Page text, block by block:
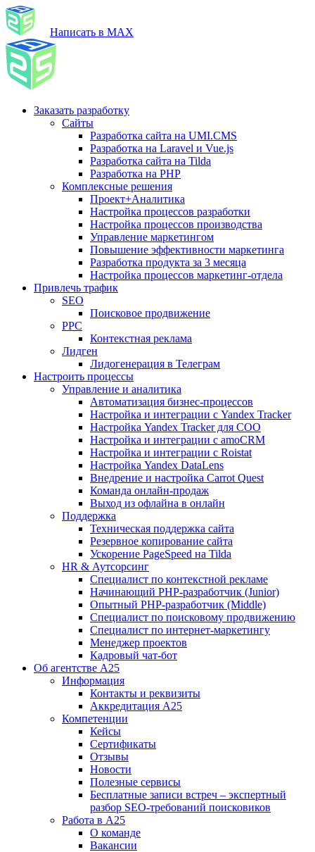
Написать в MAX
Заказать разработку
Сайты
Разработка сайта на UMI.CMS
Разработка на Laravel и Vue.js
Разработка сайта на Tilda
Разработка на PHP
Комплексные решения
Проект+Аналитика
Настройка процессов разработки
Настройка процессов производства
Управление маркетингом
Повышение эффективности маркетинга
Разработка продукта за 3 месяца
Настройка процессов маркетинг-отдела
Привлечь трафик
SEO
Поисковое продвижение
PPC
Контекстная реклама
Лидген
Лидогенерация в Телеграм
Настроить процессы
Управление и аналитика
Автоматизация бизнес-процессов
Настройка и интеграции с Yandex Tracker
Настройка Yandex Tracker для СОО
Настройка и интеграции с amoCRM
Настройка и интеграции с Roistat
Настройка Yandex DataLens
Внедрение и настройка Carrot Quest
Команда онлайн-продаж
Выход из офлайна в онлайн
Поддержка
Техническая поддержка сайта
Резервное копирование сайта
Ускорение PageSpeed на Tilda
HR & Аутсорсинг
Специалист по контекстной рекламе
Начинающий PHP-разработчик (Junior)
Опытный PHP-разработчик (Middle)
Специалист по поисковому продвижению
Специалист по интернет-маркетингу
Менеджер проектов
Кадровый чат-бот
Об агентстве А25
Информация
Контакты и реквизиты
Аккредитация А25
Компетенции
Кейсы
Сертификаты
Отзывы
Новости
Полезные сервисы
Бесплатные записи встреч – экспертный
разбор SEO-требований поисковиков
Работа в А25
О команде
Вакансии